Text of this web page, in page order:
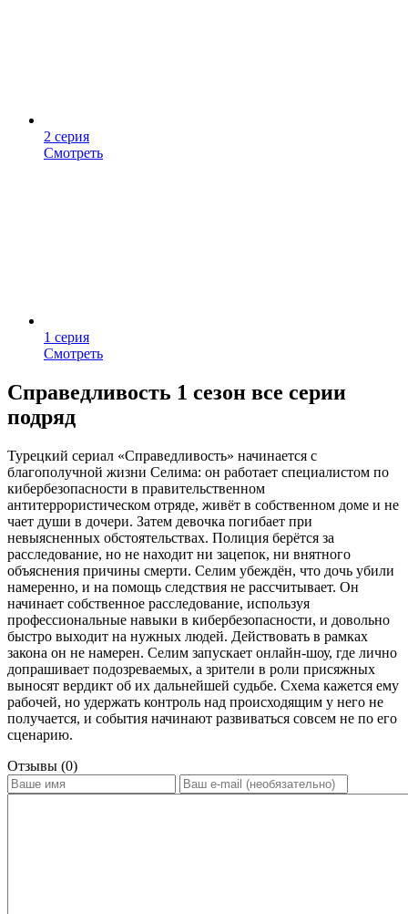
2 серия
Смотреть
1 серия
Смотреть
Справедливость 1 сезон все серии
подряд
Турецкий сериал «Справедливость» начинается с
благополучной жизни Селима: он работает специалистом по
кибербезопасности в правительственном
антитеррористическом отряде, живёт в собственном доме и не
чает души в дочери. Затем девочка погибает при
невыясненных обстоятельствах. Полиция берётся за
расследование, но не находит ни зацепок, ни внятного
объяснения причины смерти. Селим убеждён, что дочь убили
намеренно, и на помощь следствия не рассчитывает. Он
начинает собственное расследование, используя
профессиональные навыки в кибербезопасности, и довольно
быстро выходит на нужных людей. Действовать в рамках
закона он не намерен. Селим запускает онлайн-шоу, где лично
допрашивает подозреваемых, а зрители в роли присяжных
выносят вердикт об их дальнейшей судьбе. Схема кажется ему
рабочей, но удержать контроль над происходящим у него не
получается, и события начинают развиваться совсем не по его
сценарию.
Отзывы (0)